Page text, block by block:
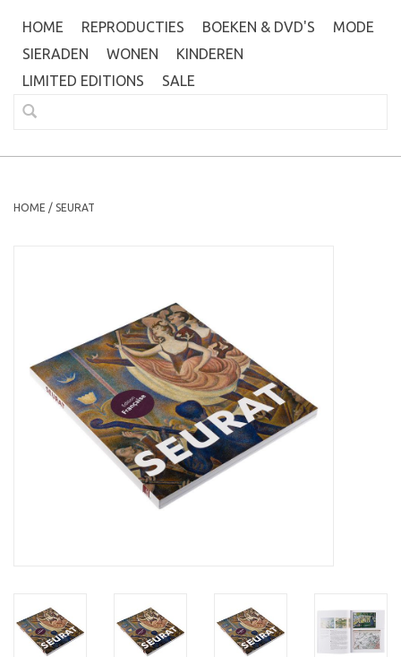
HOME REPRODUCTIES BOEKEN & DVD'S
MODE
SIERADEN
WONEN
KINDEREN
LIMITED EDITIONS
SALE
HOME / SEURAT